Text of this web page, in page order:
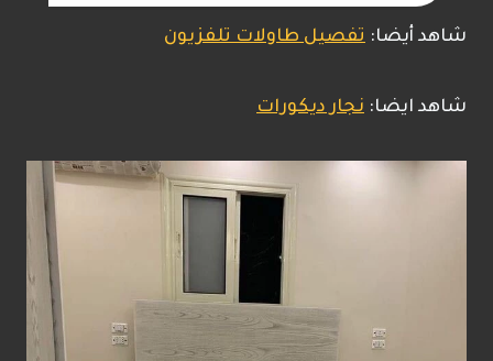
شاهد أيضا: تفصيل طاولات تلفزيون
شاهد ايضا: نجار ديكورات